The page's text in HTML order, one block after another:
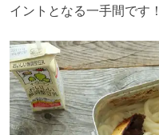
イントとなる一手間です！